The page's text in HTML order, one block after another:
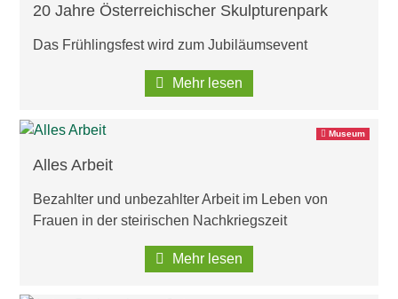
Gassenschaun
Gassenschaun 2019
20 Jahre Österreichischer Skulpturenpark
Das Frühlingsfest wird zum Jubiläumsevent
Mehr lesen
Museum
Alles Arbeit
Bezahlter und unbezahlter Arbeit im Leben von
Frauen in der steirischen Nachkriegszeit
Mehr lesen